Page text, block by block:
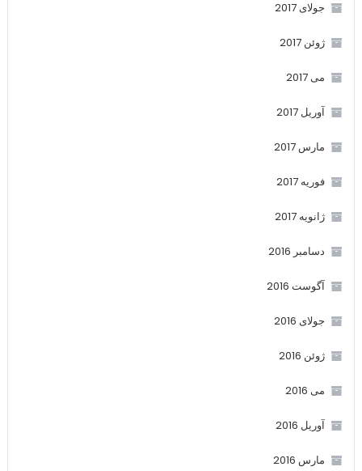
جولای 2017
ژوئن 2017
می 2017
آوریل 2017
مارس 2017
فوریه 2017
ژانویه 2017
دسامبر 2016
آگوست 2016
جولای 2016
ژوئن 2016
می 2016
آوریل 2016
مارس 2016